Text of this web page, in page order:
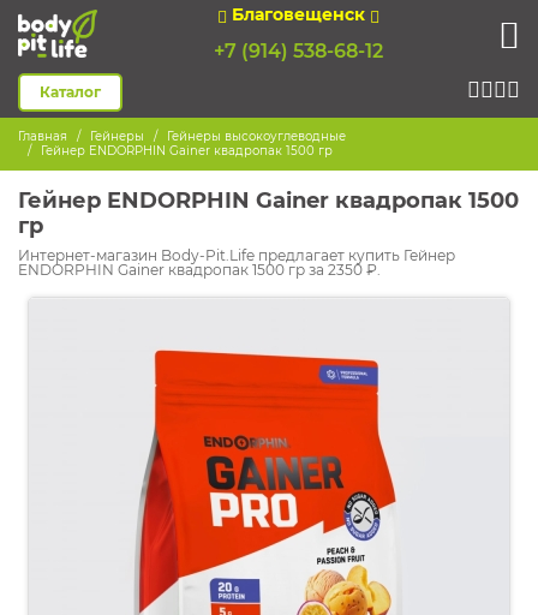
Благовещенск
+7 (914) 538-68-12
Каталог
Главная Гейнеры
Гейнеры высокоуглеводные
Гейнер ENDORPHIN Gainer квадропак 1500 гр
Гейнер ENDORPHIN Gainer квадропак 1500
гр
Интернет-магазин Body-Pit.Life предлагает купить Гейнер
ENDORPHIN Gainer квадропак 1500 гр за 2350 ₽.